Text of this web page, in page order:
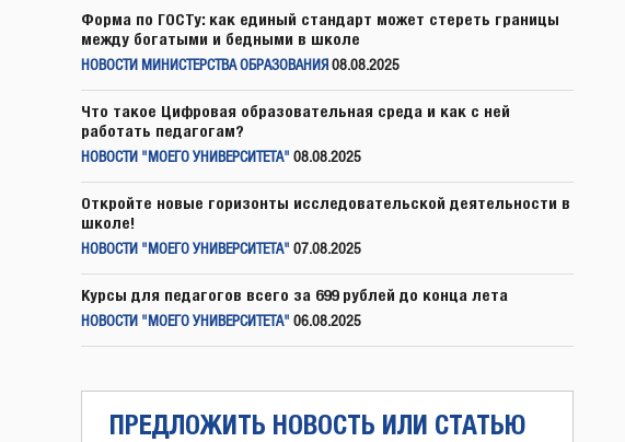
Форма по ГОСТу: как единый стандарт может стереть границы
между богатыми и бедными в школе
НОВОСТИ МИНИСТЕРСТВА ОБРАЗОВАНИЯ 08.08.2025
Что такое Цифровая образовательная среда и как с ней
работать педагогам?
НОВОСТИ "МОЕГО УНИВЕРСИТЕТА" 08.08.2025
Откройте новые горизонты исследовательской деятельности в
школе!
НОВОСТИ "МОЕГО УНИВЕРСИТЕТА" 07.08.2025
Курсы для педагогов всего за 699 рублей до конца лета
НОВОСТИ "МОЕГО УНИВЕРСИТЕТА" 06.08.2025
ПРЕДЛОЖИТЬ НОВОСТЬ ИЛИ СТАТЬЮ